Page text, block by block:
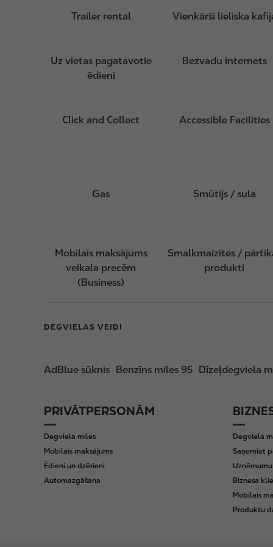
Trailer rental Vienkārši lieliska
Uz vietas pagatavotie
ēdieni
Bezvadu internets
Click and Collect Accessible Facilities
Gas Smūtijs / sula
Mobilais maksājums
veikala precēm
(Business)
Smalkmaizītes /
produkti
DEGVIELAS VEIDI
AdBlue sūknis Benzīns miles 95 Dīzeļdegviela
F
o
o
t
e
r
PRIVĀTPERSONĀM
Degviela miles
Mobilais maksājums
Ēdieni un dzērieni
Automazgāšana
Degviela
Saņemiet
Biznesa
Mobilais
Produktu